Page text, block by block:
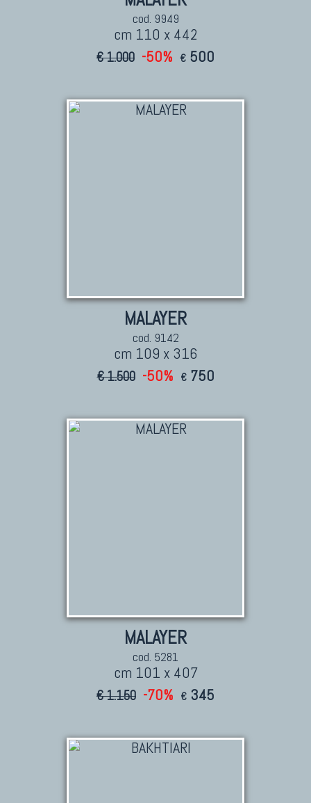
cod. 9949
cm 110 x 442
€ 1.000 -50% € 500
MALAYER
cod. 9142
cm 109 x 316
€ 1.500 -50% € 750
MALAYER
cod. 5281
cm 101 x 407
€ 1.150 -70% € 345